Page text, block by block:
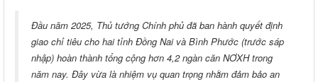
Đầu năm 2025, Thủ tướng Chính phủ đã ban hành quyết định
giao chỉ tiêu cho hai tỉnh Đồng Nai và Bình Phước (trước sáp
nhập) hoàn thành tổng cộng hơn 4,2 ngàn căn NƠXH trong
năm nay. Đây vừa là nhiệm vụ quan trọng nhằm đảm bảo an